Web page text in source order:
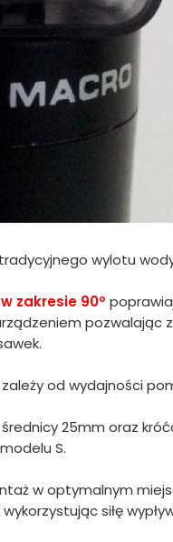
wylotu
zakresie 90º
pozwalając
od wydajności
25mm oraz
S.
w optymalnym
siłę